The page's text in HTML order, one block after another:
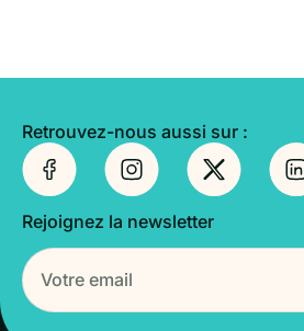
Retrouvez-nous aussi sur :
Rejoignez la newsletter